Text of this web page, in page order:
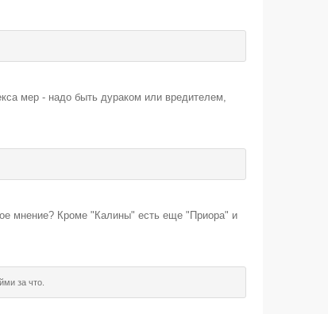
мер - надо быть дураком или вредителем,
мнение? Кроме "Калины" есть еще "Приора" и
за что.